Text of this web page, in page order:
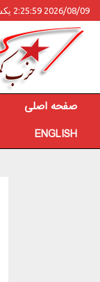
2026/08/09 2:25:59 یکشنبه
صفحه اصلی
ENGLISH